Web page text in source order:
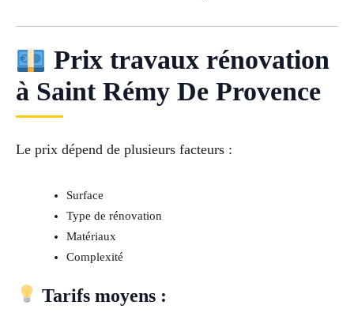
Prix travaux rénovation
à Saint Rémy De Provence
Le prix dépend de plusieurs facteurs :
Surface
Type de rénovation
Matériaux
Complexité
Tarifs moyens :